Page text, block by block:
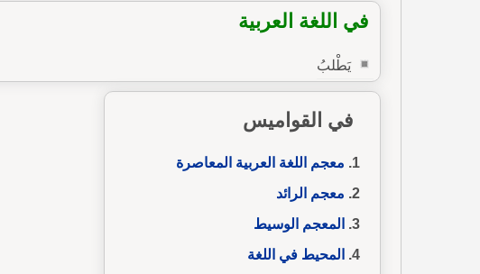
في اللغة العربية
يَطْلبُ
في القواميس
معجم اللغة العربية المعاصرة
معجم الرائد
المعجم الوسيط
المحيط في اللغة